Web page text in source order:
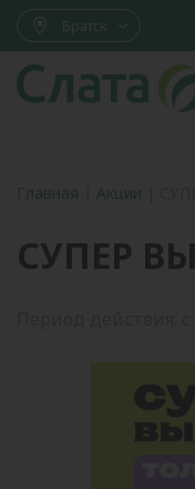
Братск
Главная Акции
СУПЕР